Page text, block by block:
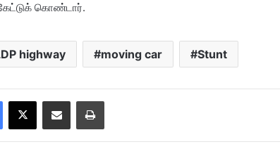
கொண்டார்.
highway moving car Stunt